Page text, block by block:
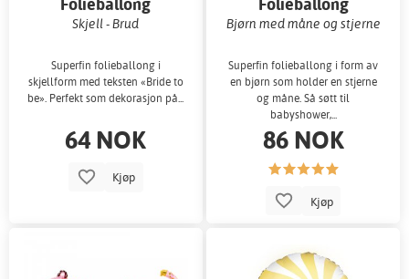
Folieballong
Skjell - Brud
Superfin folieballong i
skjellform med teksten «Bride to
be». Perfekt som dekorasjon på...
64 NOK
Kjøp
Folieballong
Bjørn med måne og stjerne
Superfin folieballong i form av
en bjørn som holder en stjerne
og måne. Så søtt til
babyshower,...
86 NOK
Kjøp